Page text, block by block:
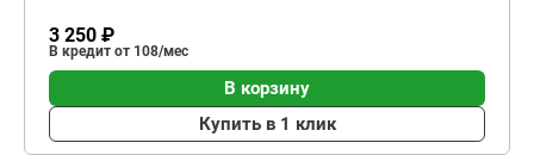
3 250 ₽
В кредит от 108/мес
В корзину
Купить в 1 клик